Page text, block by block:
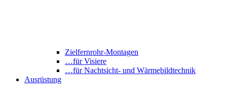
Zielfernrohr-Montagen
…für Visiere
…für Nachtsicht- und Wärmebildtechnik
Ausrüstung